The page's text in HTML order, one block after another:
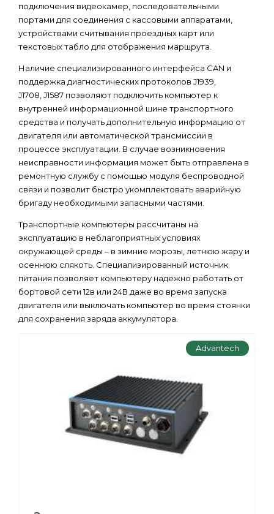
подключения видеокамер, последовательными
портами для соединения с кассовыми аппаратами,
устройствами считывания проездных карт или
текстовых табло для отображения маршрута.
Наличие специализированного интерфейса CAN и
поддержка диагностических протоколов J1939,
J1708, J1587 позволяют подключить компьютер к
внутренней информационной шине транспортного
средства и получать дополнительную информацию от
двигателя или автоматической трансмиссии в
процессе эксплуатации. В случае возникновения
неисправности информация может быть отправлена в
ремонтную службу с помощью модуля беспроводной
связи и позволит быстро укомплектовать аварийную
бригаду необходимыми запасными частями.
Транспортные компьютеры рассчитаны на
эксплуатацию в неблагоприятных условиях
окружающей среды – в зимние морозы, летнюю жару и
осеннюю слякоть. Специализированный источник
питания позволяет компьютеру надежно работать от
бортовой сети 12в или 24В даже во время запуска
двигателя или выключать компьютер во время стоянки
для сохранения заряда аккумулятора.
Advantech